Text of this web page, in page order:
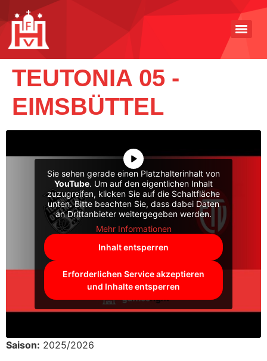
TEUTONIA 05 -
EIMSBÜTTEL
Sie sehen gerade einen Platzhalterinhalt von
YouTube. Um auf den eigentlichen Inhalt
zuzugreifen, klicken Sie auf die Schaltfläche
unten. Bitte beachten Sie, dass dabei Daten
an Drittanbieter weitergegeben werden.
Mehr Informationen
Inhalt entsperren
Erforderlichen Service akzeptieren
und Inhalte entsperren
Saison: 2025/2026